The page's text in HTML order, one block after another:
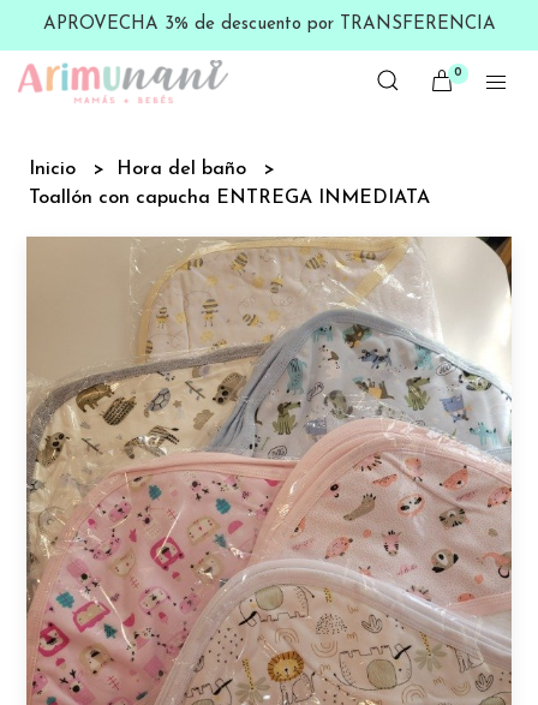
APROVECHA 3% de descuento por TRANSFERENCIA
0
Inicio
Hora del baño
Toallón con capucha ENTREGA INMEDIATA